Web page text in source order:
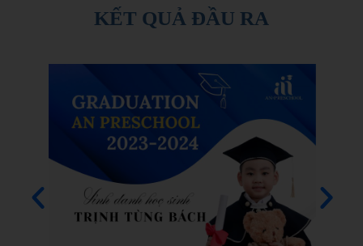
KẾT QUẢ ĐẦU RA